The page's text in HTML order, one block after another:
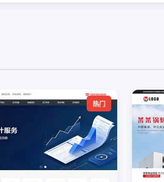
热门